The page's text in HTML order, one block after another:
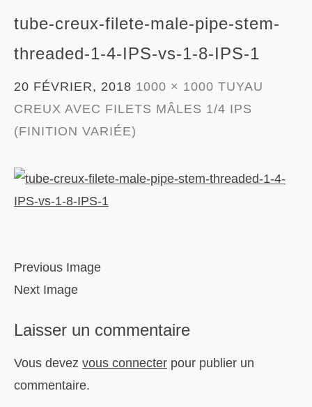
tube-creux-filete-male-pipe-stem-
threaded-1-4-IPS-vs-1-8-IPS-1
20 FÉVRIER, 2018 1000 × 1000 TUYAU
CREUX AVEC FILETS MÂLES 1/4 IPS
(FINITION VARIÉE)
Previous Image
Next Image
Laisser un commentaire
Vous devez vous connecter pour publier un
commentaire.